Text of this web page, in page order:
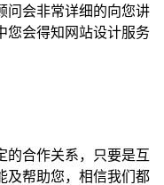
问会非常详细的向您讲
您会得知网站设计服务
的合作关系，只要是互
及帮助您，相信我们都